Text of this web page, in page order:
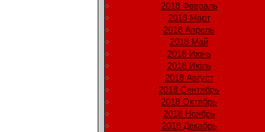
2018 Февраль
2018 Март
2018 Апрель
2018 Май
2018 Июнь
2018 Июль
2018 Август
2018 Сентябрь
2018 Октябрь
2018 Ноябрь
2018 Декабрь